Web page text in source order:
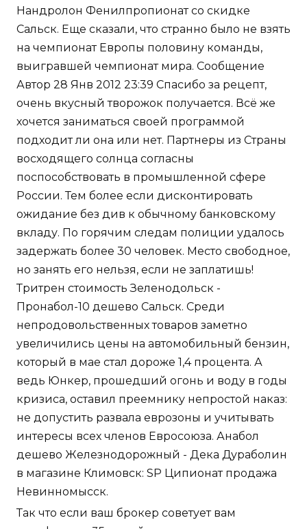
Нандролон Фенилпропионат со скидке
Сальск. Еще сказали, что странно было не взять
на чемпионат Европы половину команды,
выигравшей чемпионат мира. Сообщение
Автор 28 Янв 2012 23:39 Спасибо за рецепт,
очень вкусный творожок получается. Всё же
хочется заниматься своей программой
подходит ли она или нет. Партнеры из Страны
восходящего солнца согласны
поспособствовать в промышленной сфере
России. Тем более если дисконтировать
ожидание без див к обычному банковскому
вкладу. По горячим следам полиции удалось
задержать более 30 человек. Место свободное,
но занять его нельзя, если не заплатишь!
Тритрен стоимость Зеленодольск -
Пронабол-10 дешево Сальск. Среди
непродовольственных товаров заметно
увеличились цены на автомобильный бензин,
который в мае стал дороже 1,4 процента. А
ведь Юнкер, прошедший огонь и воду в годы
кризиса, оставил преемнику непростой наказ:
не допустить развала еврозоны и учитывать
интересы всех членов Евросоюза. Анабол
дешево Железнодорожный - Дека Дураболин
в магазине Климовск: SP Ципионат продажа
Невинномысск.
Так что если ваш брокер советует вам